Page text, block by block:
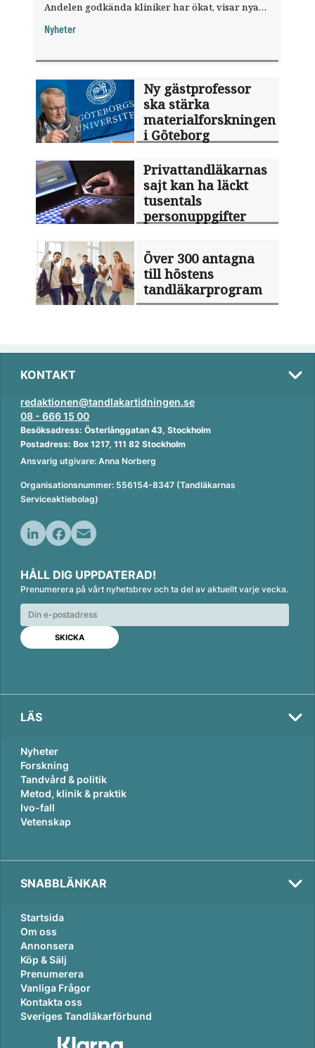
Andelen godkända kliniker har ökat, visar nya
Nyheter
Ny gästprofessor
ska stärka
materialforskningen
i Göteborg
Privattandläkarnas
sajt kan ha läckt
tusentals
personuppgifter
Över 300 antagna
till höstens
tandläkarprogram
KONTAKT
redaktionen@tandlakartidningen.se
08 - 666 15 00
Besöksadress: Österlånggatan 43, Stockholm
Postadress: Box 1217, 111 82 Stockholm
Ansvarig utgivare: Anna Norberg
Organisationsnummer: 556154-8347 (Tandläkarnas
Serviceaktiebolag)
n
k
e
d
n
c
e
b
o
o
k
a
i
l
HÅLL DIG UPPDATERAD!
Prenumerera på vårt nyhetsbrev och ta del av aktuellt varje vecka.
LÄS
Nyheter
Forskning
Tandvård & politik
Metod, klinik & praktik
Ivo-fall
Vetenskap
SNABBLÄNKAR
Startsida
Om oss
Annonsera
Köp & Sälj
Prenumerera
Vanliga Frågor
Kontakta oss
Sveriges Tandläkarförbund